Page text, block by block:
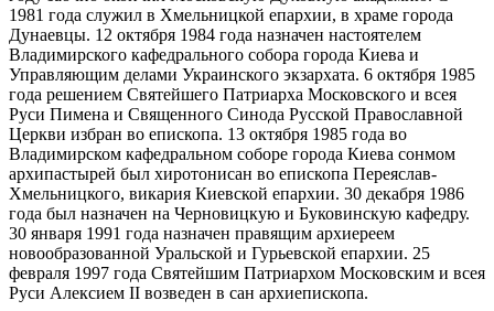
1981 года служил в Хмельницкой епархии, в храме города
Дунаевцы. 12 октября 1984 года назначен настоятелем
Владимирского кафедрального собора города Киева и
Управляющим делами Украинского экзархата. 6 октября 1985
года решением Святейшего Патриарха Московского и всея
Руси Пимена и Священного Синода Русской Православной
Церкви избран во епископа. 13 октября 1985 года во
Владимирском кафедральном соборе города Киева сонмом
архипастырей был хиротонисан во епископа Переяслав-
Хмельницкого, викария Киевской епархии. 30 декабря 1986
года был назначен на Черновицкую и Буковинскую кафедру.
30 января 1991 года назначен правящим архиереем
новообразованной Уральской и Гурьевской епархии. 25
февраля 1997 года Святейшим Патриархом Московским и всея
Руси Алексием II возведен в сан архиепископа.